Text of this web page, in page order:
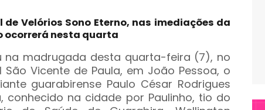
Velórios Sono Eterno, nas imediações da
ocorrerá nesta quarta
na madrugada desta quarta-feira (7), no
São Vicente de Paula, em João Pessoa, o
guarabirense Paulo César Rodrigues
conhecido na cidade por Paulinho, tio do